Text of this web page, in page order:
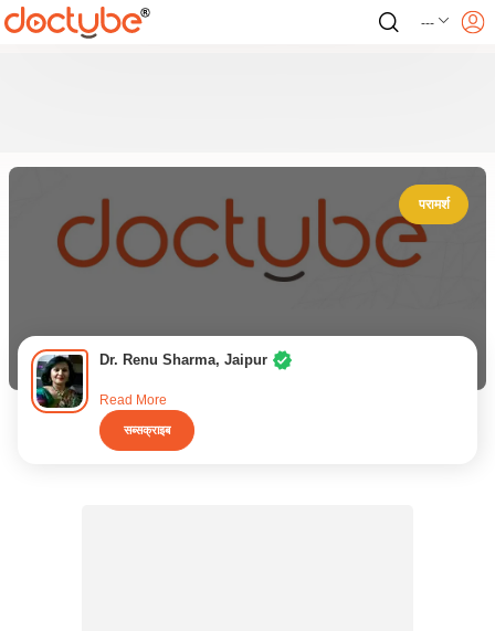
---
परामर्श
Dr. Renu Sharma, Jaipur
Read More
सब्सक्राइब